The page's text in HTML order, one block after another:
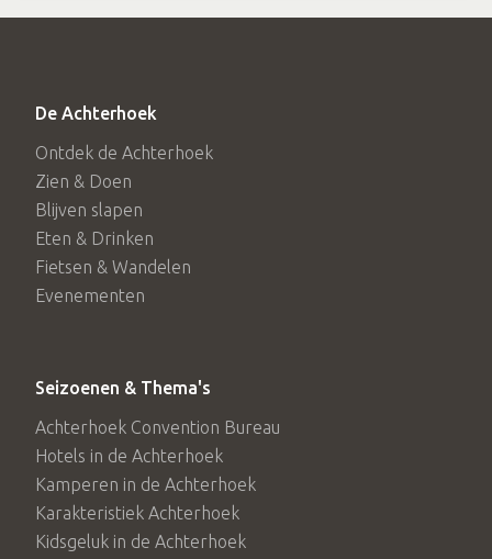
De Achterhoek
Ontdek de Achterhoek
Zien & Doen
Blijven slapen
Eten & Drinken
Fietsen & Wandelen
Evenementen
Seizoenen & Thema's
Achterhoek Convention Bureau
Hotels in de Achterhoek
Kamperen in de Achterhoek
Karakteristiek Achterhoek
Kidsgeluk in de Achterhoek